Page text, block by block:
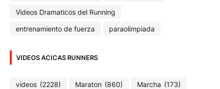
Videos Dramaticos del Running
entrenamiento de fuerza
paraolimpiada
VIDEOS ACICAS RUNNERS
videos (2228) Maraton (860) Marcha (173)